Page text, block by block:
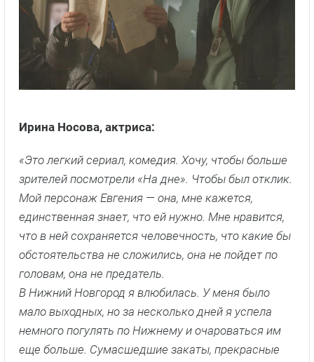
Ирина Носова, актриса:
«Это легкий сериал, комедия. Хочу, чтобы больше
зрителей посмотрели «На дне». Чтобы был отклик.
Мой персонаж Евгения — она, мне кажется,
единственная знает, что ей нужно. Мне нравится,
что в ней сохраняется человечность, что какие бы
обстоятельства не сложились, она не пойдет по
головам, она не предатель.
В Нижний Новгород я влюбилась. У меня было
мало выходных, но за несколько дней я успела
немного погулять по Нижнему и очароваться им
еще больше. Сумасшедшие закаты, прекрасные